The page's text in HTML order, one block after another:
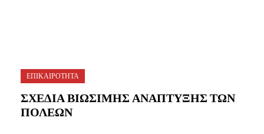
ΕΠΙΚΑΙΡΟΤΗΤΑ
ΣΧΕΔΙΑ ΒΙΩΣΙΜΗΣ ΑΝΑΠΤΥΞΗΣ ΤΩΝ
ΠΟΛΕΩΝ